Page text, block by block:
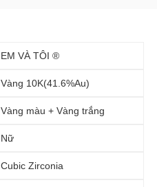
EM VÀ TÔI ®
Vàng 10K(41.6%Au)
Vàng màu + Vàng trắng
Nữ
Cubic Zirconia